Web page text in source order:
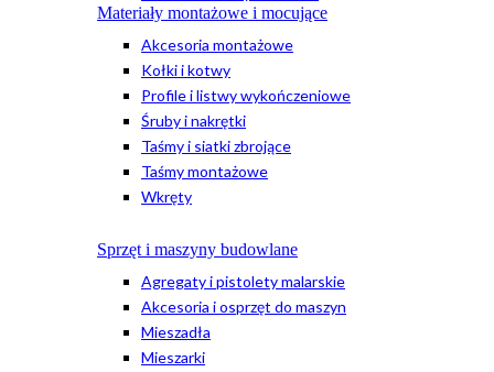
Materiały montażowe i mocujące
Akcesoria montażowe
Kołki i kotwy
Profile i listwy wykończeniowe
Śruby i nakrętki
Taśmy i siatki zbrojące
Taśmy montażowe
Wkręty
Sprzęt i maszyny budowlane
Agregaty i pistolety malarskie
Akcesoria i osprzęt do maszyn
Mieszadła
Mieszarki